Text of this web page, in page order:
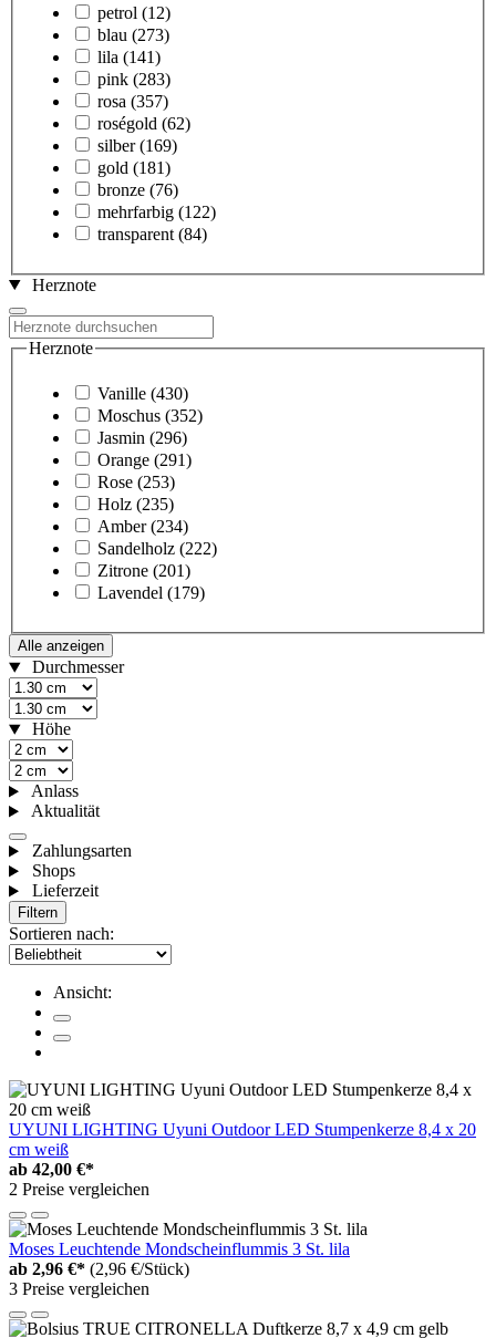
petrol (12)
blau (273)
lila (141)
pink (283)
rosa (357)
roségold (62)
silber (169)
gold (181)
bronze (76)
mehrfarbig (122)
transparent (84)
Herznote
Herznote
Vanille (430)
Moschus (352)
Jasmin (296)
Orange (291)
Rose (253)
Holz (235)
Amber (234)
Sandelholz (222)
Zitrone (201)
Lavendel (179)
Alle anzeigen
Durchmesser
Höhe
Anlass
Aktualität
Zahlungsarten
Shops
Lieferzeit
Filtern
Sortieren nach:
Ansicht:
UYUNI LIGHTING Uyuni Outdoor LED Stumpenkerze 8,4 x 20
cm weiß
ab 42,00 €*
2 Preise vergleichen
Moses Leuchtende Mondscheinflummis 3 St. lila
ab 2,96 €* (2,96 €/Stück)
3 Preise vergleichen